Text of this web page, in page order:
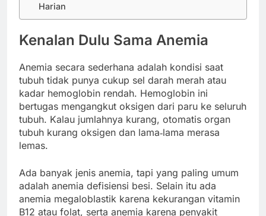
Harian
Kenalan Dulu Sama Anemia
Anemia secara sederhana adalah kondisi saat
tubuh tidak punya cukup sel darah merah atau
kadar hemoglobin rendah. Hemoglobin ini
bertugas mengangkut oksigen dari paru ke seluruh
tubuh. Kalau jumlahnya kurang, otomatis organ
tubuh kurang oksigen dan lama‑lama merasa
lemas.
Ada banyak jenis anemia, tapi yang paling umum
adalah anemia defisiensi besi. Selain itu ada
anemia megaloblastik karena kekurangan vitamin
B12 atau folat, serta anemia karena penyakit